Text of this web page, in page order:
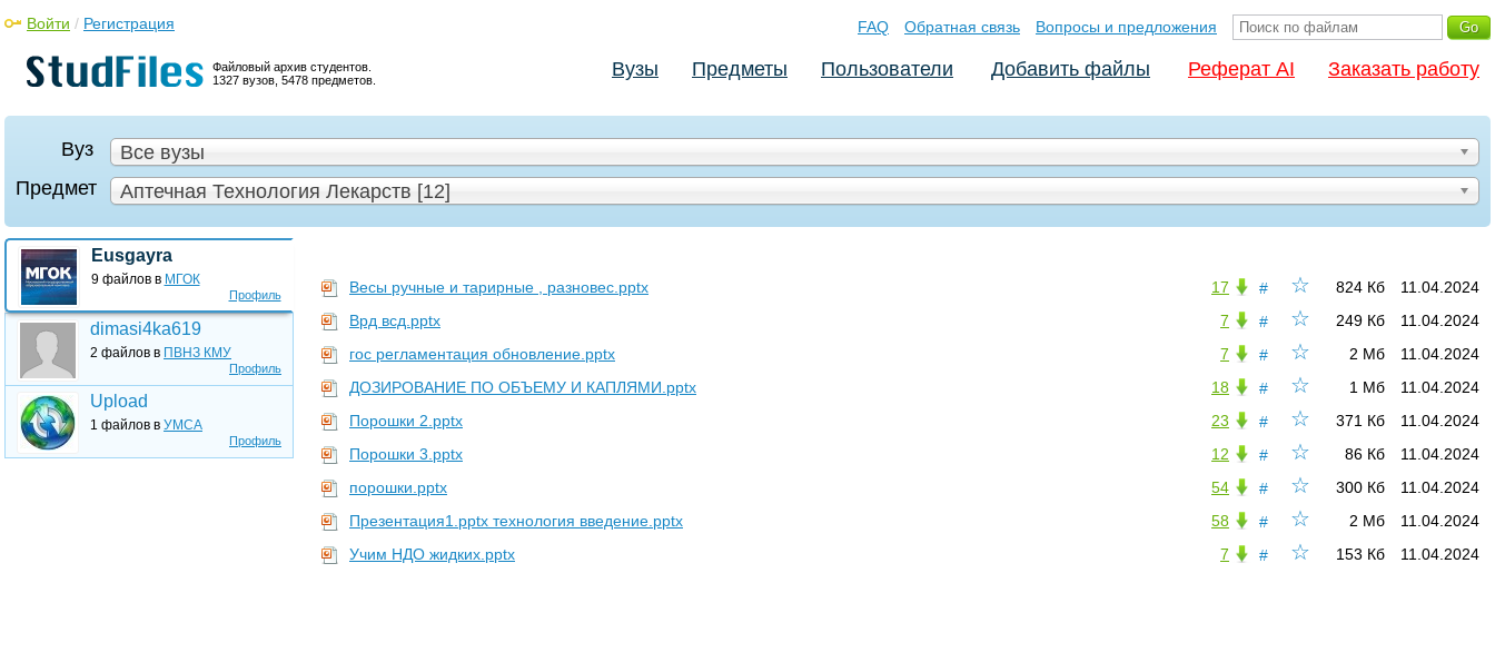
Файловый архив студентов.
1327 вузов, 5478 предметов.
Войти / Регистрация FAQ Обратная связь Вопросы и предложения
Вузы Предметы Пользователи Добавить файлы Реферат AI Заказать работу
Вуз
Все вузы
Предмет
Аптечная Технология Лекарств [12]
Профиль
Eusgayra
9 файлов в МГОК
Профиль
dimasi4ka619
2 файлов в ПВНЗ КМУ
Профиль
Upload
1 файлов в УМСА
☆
# 11.04.2024
824 Кб
17
Весы ручные и тарирные , разновес.pptx
☆
# 11.04.2024
249 Кб
7
Врд всд.pptx
☆
# 11.04.2024
2 Мб
7
гос регламентация обновление.pptx
☆
# 11.04.2024
1 Мб
18
ДОЗИРОВАНИЕ ПО ОБЪЕМУ И КАПЛЯМИ.pptx
☆
# 11.04.2024
371 Кб
23
Порошки 2.pptx
☆
# 11.04.2024
86 Кб
12
Порошки 3.pptx
☆
# 11.04.2024
300 Кб
54
порошки.pptx
☆
# 11.04.2024
2 Мб
58
Презентация1.pptx технология введение.pptx
☆
# 11.04.2024
153 Кб
7
Учим НДО жидких.pptx